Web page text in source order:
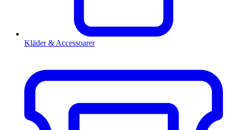
Kläder & Accessoarer